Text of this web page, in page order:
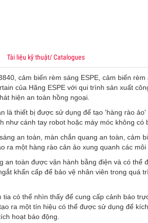
Tài liệu kỹ thuật/ Catalogues
cảm biến rèm sáng ESPE, cảm biến
của Hãng ESPE với qui trình sản xuất
hiện an toàn hồng ngoại.
là thiết bị được sử dụng để tạo 'hàng rào
cánh tay robot hoặc máy móc không có
an toàn, màn chắn quang an toàn, cảm
ra một hàng rào cản ảo xung quanh các môi
an toàn được vận hành bằng điện và có thể
khẩn cấp để bảo vệ nhân viên trong quá
có thể nhìn thấy để cung cấp cảnh báo
ra một tín hiệu có thể được sử dụng để
hoạt báo động.